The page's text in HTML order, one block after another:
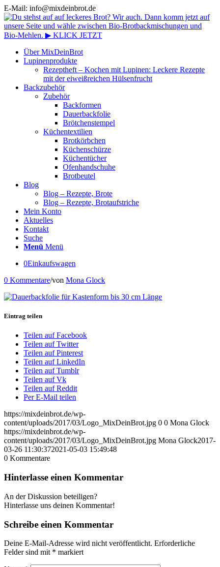
E-Mail: info@mixdeinbrot.de
Über MixDeinBrot
Lupinenprodukte
Rezeptheft – Kochen mit Lupinen: Leckere Rezepte
mit der eiweißreichen Hülsenfrucht
Backzubehör
Zubehör
Backformen
Dauerbackfolie
Brötchenstempel
Küchentextilien
Brotkörbchen
Küchenschürze
Küchentücher
Ofenhandschuhe
Brotbeutel
Blog
Blog – Rezepte, Brote
Blog – Rezepte, Brotaufstriche
Mein Konto
Aktuelles
Kontakt
Suche
Menü Menü
0Einkaufswagen
0 Kommentare/von Mona Glock
Eintrag teilen
Teilen auf Facebook
Teilen auf Twitter
Teilen auf Pinterest
Teilen auf LinkedIn
Teilen auf Tumblr
Teilen auf Vk
Teilen auf Reddit
Per E-Mail teilen
https://mixdeinbrot.de/wp-
content/uploads/2017/03/Logo_MixDeinBrot.jpg 0 0 Mona Glock
https://mixdeinbrot.de/wp-
content/uploads/2017/03/Logo_MixDeinBrot.jpg Mona Glock2017-
03-26 11:30:372021-05-03 15:49:48
0 Kommentare
Hinterlasse einen Kommentar
An der Diskussion beteiligen?
Hinterlasse uns deinen Kommentar!
Schreibe einen Kommentar
Deine E-Mail-Adresse wird nicht veröffentlicht. Erforderliche
Felder sind mit * markiert